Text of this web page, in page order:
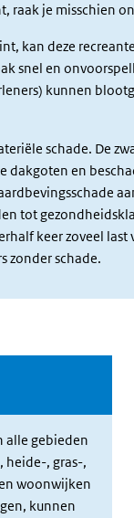
raak je misschien
kan deze
snel en
) kunnen
schade. De
en
tot
keer zoveel last
zonder schade.
alle gebieden
heide-, gras-,
woonwijken
kunnen